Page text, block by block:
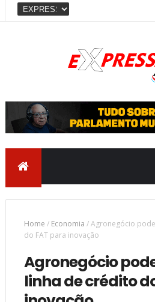
Home / Economia /Agronegócio
do FAT para inovação
Agronegócio
linha de crédito